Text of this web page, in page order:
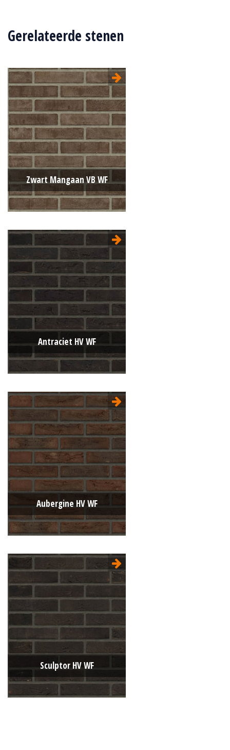
Gerelateerde stenen
Zwart Mangaan VB WF
Type:
Vormbak (VB)
Formaat:
Waalformaat (WF)
210x100x50
Structuur:
Egaal
Kleur:
Zwart
Antraciet HV WF
Type:
Handvorm (HV)
Formaat:
Waalformaat (WF)
210x100x50
Structuur:
Kleur:
Zwart
Aubergine HV WF
Type:
Handvorm (HV)
Formaat:
Waalformaat (WF)
210x100x50
Kleur:
Bruin
Sculptor HV WF